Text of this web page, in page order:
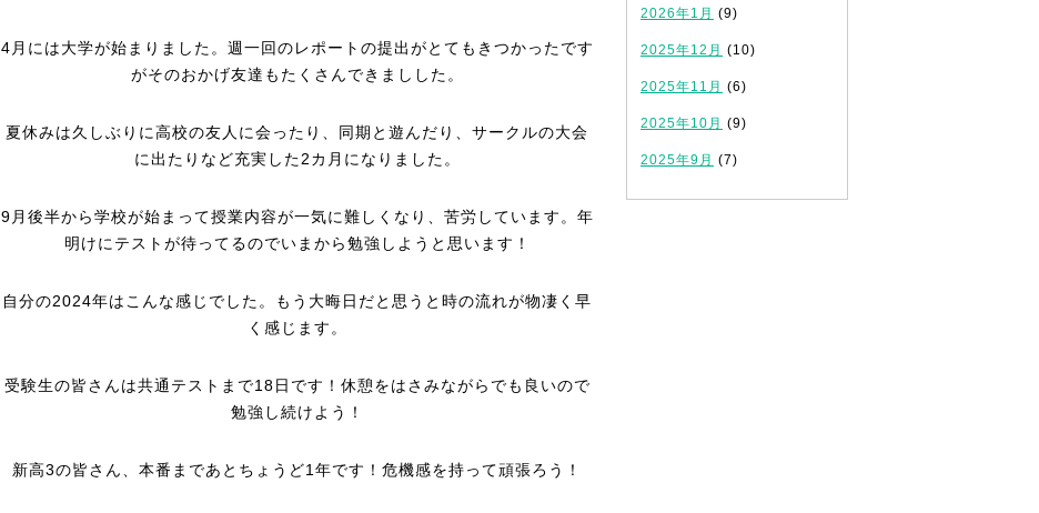
4月には大学が始まりました。週一回のレポートの提出がとてもきつかったです
がそのおかげ友達もたくさんできましした。
夏休みは久しぶりに高校の友人に会ったり、同期と遊んだり、サークルの大会
に出たりなど充実した2カ月になりました。
9月後半から学校が始まって授業内容が一気に難しくなり、苦労しています。年
明けにテストが待ってるのでいまから勉強しようと思います！
自分の2024年はこんな感じでした。もう大晦日だと思うと時の流れが物凄く早
く感じます。
受験生の皆さんは共通テストまで18日です！休憩をはさみながらでも良いので
勉強し続けよう！
新高3の皆さん、本番まであとちょうど1年です！危機感を持って頑張ろう！
2026年1月 (9)
2025年12月 (10)
2025年11月 (6)
2025年10月 (9)
2025年9月 (7)